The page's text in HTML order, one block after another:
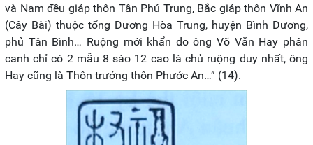
và Nam đều giáp thôn Tân Phú Trung, Bắc giáp thôn Vĩnh An
(Cây Bài) thuộc tổng Dương Hòa Trung, huyện Bình Dương,
phủ Tân Bình… Ruộng mới khẩn do ông Võ Văn Hay phân
canh chỉ có 2 mẫu 8 sào 12 cao là chủ ruộng duy nhất, ông
Hay cũng là Thôn trưởng thôn Phước An…” (14).